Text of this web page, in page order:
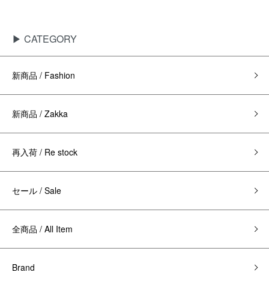
▶ CATEGORY
新商品 / Fashion
新商品 / Zakka
再入荷 / Re stock
セール / Sale
全商品 / All Item
Brand